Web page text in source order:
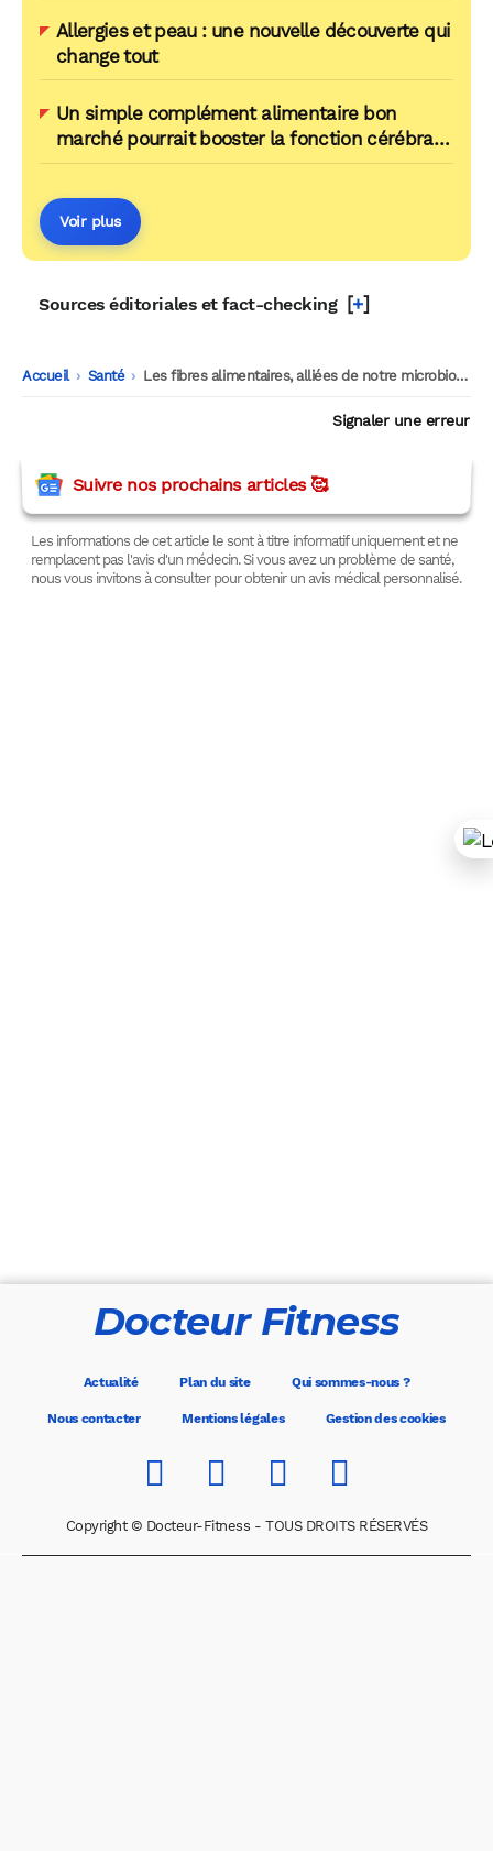
Allergies et peau : une nouvelle découverte qui
change tout
Un simple complément alimentaire bon
marché pourrait booster la fonction cérébrale
des personnes âgées
Voir plus
Sources éditoriales et fact-checking [+]
Accueil -
Santé -
Les fibres alimentaires, alliées de notre microbiote intestinal contre les allergies
Signaler une erreur
Suivre nos prochains articles 🥰
Les informations de cet article le sont à titre informatif uniquement et ne
remplacent pas l'avis d'un médecin. Si vous avez un problème de santé,
nous vous invitons à consulter pour obtenir un avis médical personnalisé.
Docteur Fitness
Actualité Plan du site Qui sommes-nous ?
Nous contacter Mentions légales Gestion des cookies
Copyright © Docteur-Fitness - TOUS DROITS RÉSERVÉS